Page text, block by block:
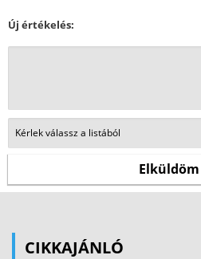
Új értékelés:
CIKKAJÁNLÓ